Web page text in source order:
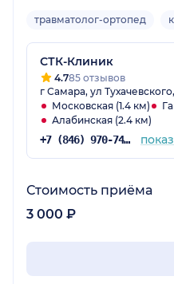
травматолог-ортопед
СТК-Клиник
4.785 отзывов
г Самара, ул
Московская (1.4 км)
Алабинская (2.4 км)
+7 (846) 970-74-25
Стоимость приёма
3 000 ₽